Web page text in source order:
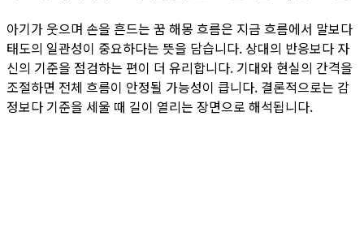
아기가 웃으며 손을 흔드는 꿈 해몽 흐름은 지금 흐름에서 말보다
태도의 일관성이 중요하다는 뜻을 담습니다. 상대의 반응보다 자
신의 기준을 점검하는 편이 더 유리합니다. 기대와 현실의 간격을
조절하면 전체 흐름이 안정될 가능성이 큽니다. 결론적으로는 감
정보다 기준을 세울 때 길이 열리는 장면으로 해석됩니다.